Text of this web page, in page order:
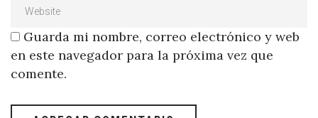
Guarda mi nombre, correo electrónico y web
en este navegador para la próxima vez que
comente.